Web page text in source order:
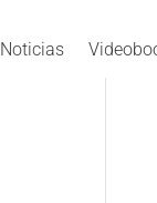
Noticias